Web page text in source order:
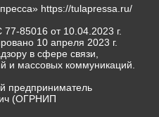
https://tulapressa.ru/
85016 от 10.04.2023 г.
10 апреля 2023 г.
в сфере связи,
и массовых коммуникаций.
предприниматель
(ОГРНИП